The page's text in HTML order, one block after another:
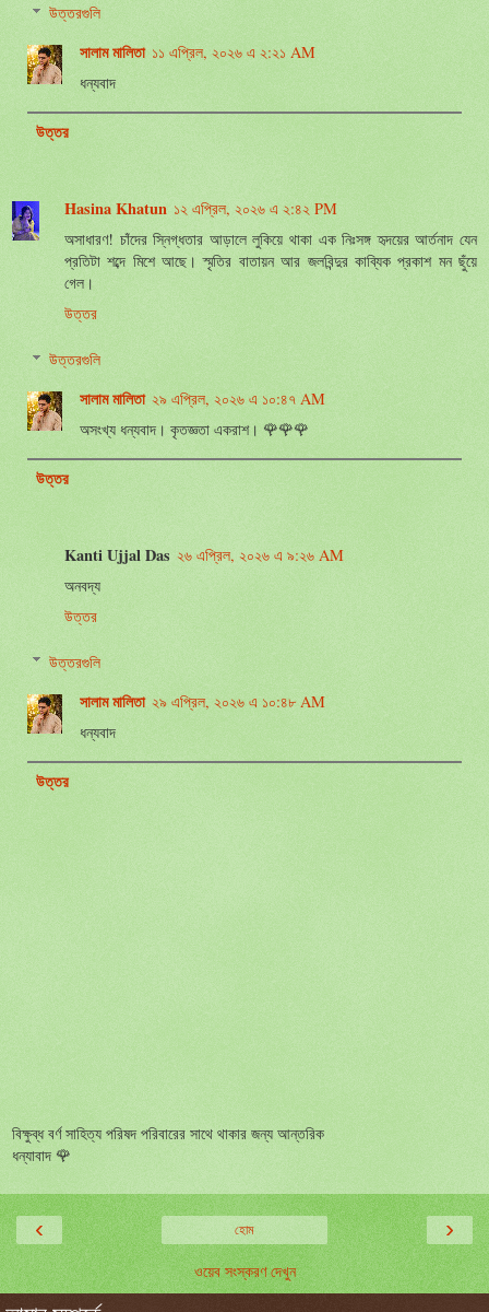
উত্তরগুলি
সালাম মালিতা ১১ এপ্রিল, ২০২৬ এ ২:২১ AM
ধন্যবাদ
উত্তর
Hasina Khatun ১২ এপ্রিল, ২০২৬ এ ২:৪২ PM
অসাধারণ! চাঁদের স্নিগ্ধতার আড়ালে লুকিয়ে থাকা এক নিঃসঙ্গ হৃদয়ের আর্তনাদ যেন
প্রতিটা শব্দে মিশে আছে। স্মৃতির বাতায়ন আর জলবিন্দুর কাব্যিক প্রকাশ মন ছুঁয়ে
গেল।
উত্তর
উত্তরগুলি
সালাম মালিতা ২৯ এপ্রিল, ২০২৬ এ ১০:৪৭ AM
অসংখ্য ধন্যবাদ। কৃতজ্ঞতা একরাশ। 🌹🌹🌹
উত্তর
Kanti Ujjal Das ২৬ এপ্রিল, ২০২৬ এ ৯:২৬ AM
অনবদ্য
উত্তর
উত্তরগুলি
সালাম মালিতা ২৯ এপ্রিল, ২০২৬ এ ১০:৪৮ AM
ধন্যবাদ
উত্তর
বিক্ষুব্ধ বর্ণ সাহিত্য পরিষদ পরিবারের সাথে থাকার জন্য আন্তরিক
ধন্যাবাদ 🌹
‹ ›
হোম
ওয়েব সংস্করণ দেখুন